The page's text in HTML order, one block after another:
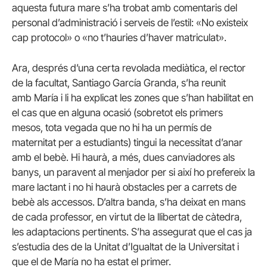
aquesta futura mare s’ha trobat amb comentaris del
personal d’administració i serveis de l’estil: «No existeix
cap protocol» o «no t’hauries d’haver matriculat».
Ara, després d’una certa revolada mediàtica, el rector
de la facultat, Santiago García Granda, s’ha reunit
amb María i li ha explicat les zones que s’han habilitat en
el cas que en alguna ocasió (sobretot els primers
mesos, tota vegada que no hi ha un permís de
maternitat per a estudiants) tingui la necessitat d’anar
amb el bebè. Hi haurà, a més, dues canviadores als
banys, un paravent al menjador per si així ho prefereix la
mare lactant i no hi haurà obstacles per a carrets de
bebè als accessos. D’altra banda, s’ha deixat en mans
de cada professor, en virtut de la llibertat de càtedra,
les adaptacions pertinents. S’ha assegurat que el cas ja
s’estudia des de la Unitat d’Igualtat de la Universitat i
que el de María no ha estat el primer.